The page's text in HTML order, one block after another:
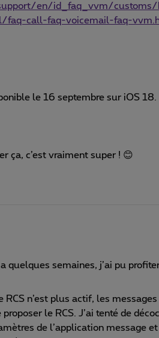
en/id_faq_vvm/customs/
faq-call-faq-voicemail-faq-
le 16 septembre sur iOS 18.
ça, c’est vraiment super ! 😊
quelques semaines, j’ai pu
n’est plus actif, les messages
le RCS. J’ai tenté de
de l’application message